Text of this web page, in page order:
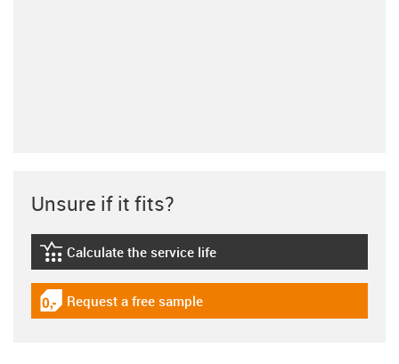
Unsure if it fits?
igus-icon-lebensdauerrechner
Calculate the service life
igus-icon-gratismuster
Request a free sample